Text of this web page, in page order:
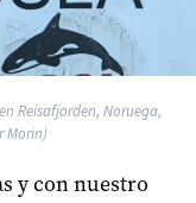
Reisafjorden, Noruega,
Morin)
y con nuestro